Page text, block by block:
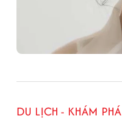
DU LỊCH - KHÁM PHÁ